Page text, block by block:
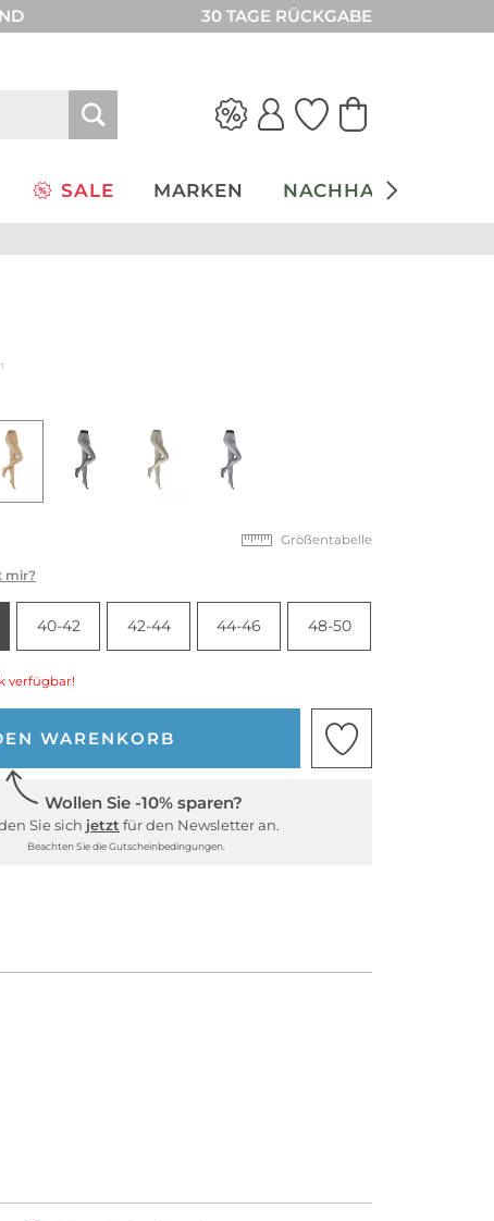
30 TAGE RÜCKGABE
SALE MARKEN NACHHALTIGKEIT
Größentabelle
mir?
40-42 42-44 44-46 48-50
verfügbar!
WARENKORB
Wollen Sie -10% sparen?
Sie sich jetzt für den Newsletter an.
Beachten Sie die Gutscheinbedingungen.